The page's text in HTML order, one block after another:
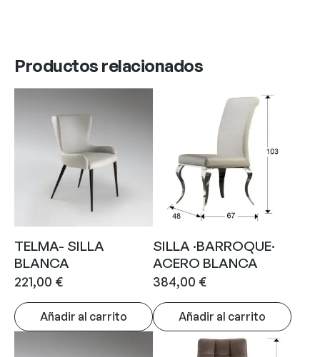
Productos relacionados
TELMA- SILLA
BLANCA
221,00 €
Añadir al carrito
SILLA ·BARROQUE·
ACERO BLANCA
384,00 €
Añadir al carrito